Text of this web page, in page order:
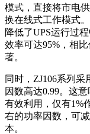
模式，直接将市电
换在线式工作模式
降低了UPS运行过
效率可达95%，相
著。
同时，ZJ106系列
因数高达0.99。这
有效利用，仅有1%
右的功率因数，可
本。